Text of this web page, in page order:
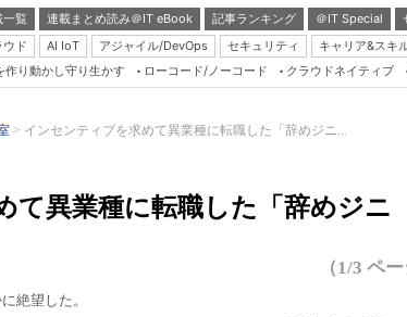
一覧 連載まとめ読み＠IT eBook 記事ランキング ＠IT Special
ウド
AI IoT アジャイル/DevOps セキュリティ キャリア&スキ
作り動かし守り生かす ローコード/ノーコード クラウドネイティブ
インセンティブを求めて異業種に転職した「辞めジニ...
て異業種に転職した「辞めジニ
（1/3 ペー
絶望した。